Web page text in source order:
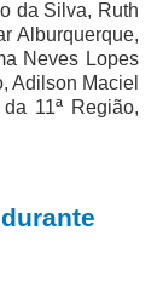
da Silva, Ruth
Alburquerque,
Neves Lopes
Adilson Maciel
11ª Região,